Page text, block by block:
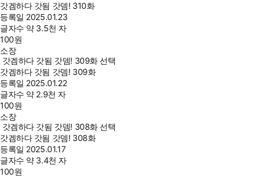
갓겜하다 갓됨 갓뎀! 310화
등록일 2025.01.23
글자수 약 3.5천 자
100원
소장
갓겜하다 갓됨 갓뎀! 309화 선택
갓겜하다 갓됨 갓뎀! 309화
등록일 2025.01.22
글자수 약 2.9천 자
100원
소장
갓겜하다 갓됨 갓뎀! 308화 선택
갓겜하다 갓됨 갓뎀! 308화
등록일 2025.01.17
글자수 약 3.4천 자
100원